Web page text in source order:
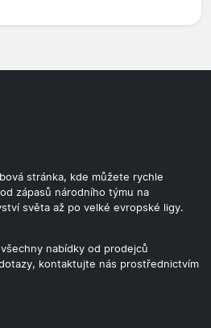
stránka, kde můžete rychle
zápasů národního týmu na
světa až po velké evropské ligy.
nabídky od prodejců
kontaktujte nás prostřednictvím